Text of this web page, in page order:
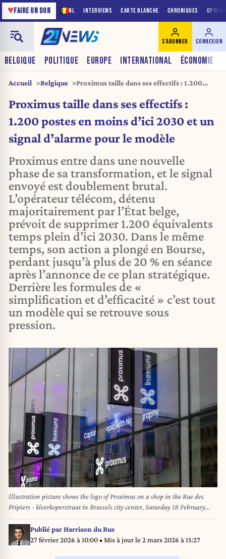
NL INTERVIEWS CARTE BLANCHE CHRONIQUES
♥FAIRE UN DON
BELGIQUE POLITIQUE EUROPE INTERNATIONAL ÉCONOMIE
S'ABONNER CONNEXION
Accueil Belgique
Proximus taille dans ses effectifs : 1.200
d’alarme pour le modèle
Proximus taille dans ses effectifs :
1.200 postes en moins d’ici 2030 et un
signal d’alarme pour le modèle
Proximus entre dans une nouvelle
phase de sa transformation, et le signal
envoyé est doublement brutal.
L’opérateur télécom, détenu
majoritairement par l’État belge,
prévoit de supprimer 1.200 équivalents
temps plein d’ici 2030. Dans le même
temps, son action a plongé en Bourse,
perdant jusqu’à plus de 20 % en séance
après l’annonce de ce plan stratégique.
Derrière les formules de «
simplification et d’efficacité » c’est tout
un modèle qui se retrouve sous
pression.
Illustration picture shows the logo of Proximus on a shop in the Rue des
Fripiers - kleerkoperstraat in Brussels city center, Saturday 18 February
2023. BELGA PHOTO NICOLAS MAETERLINCK
Publié parHarrison du Bus
27 février 2026 à 10:00• Mis à jour le 2 mars 2026 à 15:27